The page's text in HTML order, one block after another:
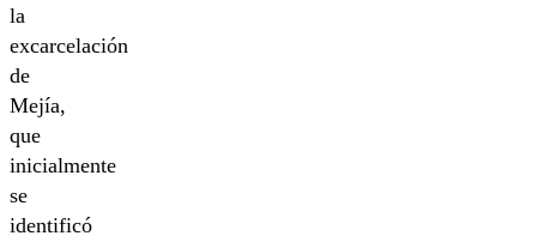
la
excarcelación
de
Mejía,
que
inicialmente
se
identificó